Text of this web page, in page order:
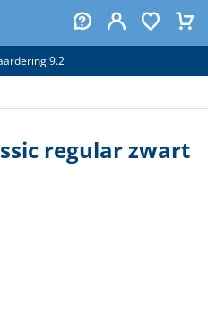
9.2
regular zwart